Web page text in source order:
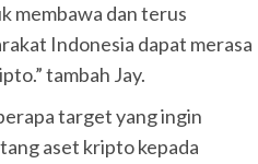
membawa dan terus
Indonesia dapat merasa
tambah Jay.
target yang ingin
aset kripto kepada